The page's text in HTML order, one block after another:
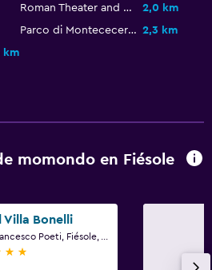
Roman Theater and Civic Museum
2,0 km
Parco di Montececeri 2,3 km
km
momondo en Fiésole
Villa Bonelli
estrellas